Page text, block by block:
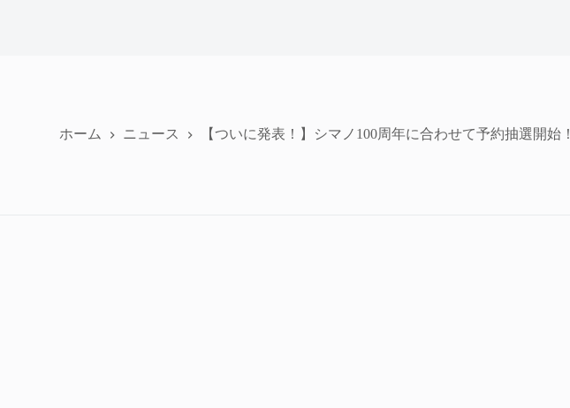
ホーム ニュース 【ついに発表！】シマノ100周年に合わせて予約抽選開始！